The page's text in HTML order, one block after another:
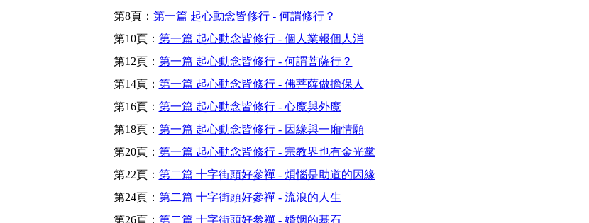
第8頁： 第一篇 起心動念皆修行 - 何謂修行？
第10頁： 第一篇 起心動念皆修行 - 個人業報個人消
第12頁： 第一篇 起心動念皆修行 - 何謂菩薩行？
第14頁： 第一篇 起心動念皆修行 - 佛菩薩做擔保人
第16頁： 第一篇 起心動念皆修行 - 心魔與外魔
第18頁： 第一篇 起心動念皆修行 - 因緣與一廂情願
第20頁： 第一篇 起心動念皆修行 - 宗教界也有金光黨
第22頁： 第二篇 十字街頭好參禪 - 煩惱是助道的因緣
第24頁： 第二篇 十字街頭好參禪 - 流浪的人生
第26頁： 第二篇 十字街頭好參禪 - 婚姻的基石